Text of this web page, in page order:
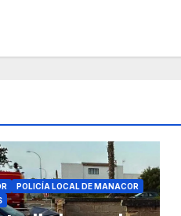
POLICÍA LOCAL DE MANACOR